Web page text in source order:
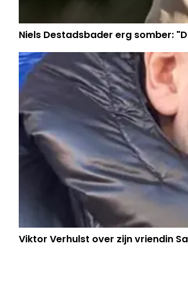
Niels Destadsbader erg somber:
Viktor Verhulst over zijn vriendin